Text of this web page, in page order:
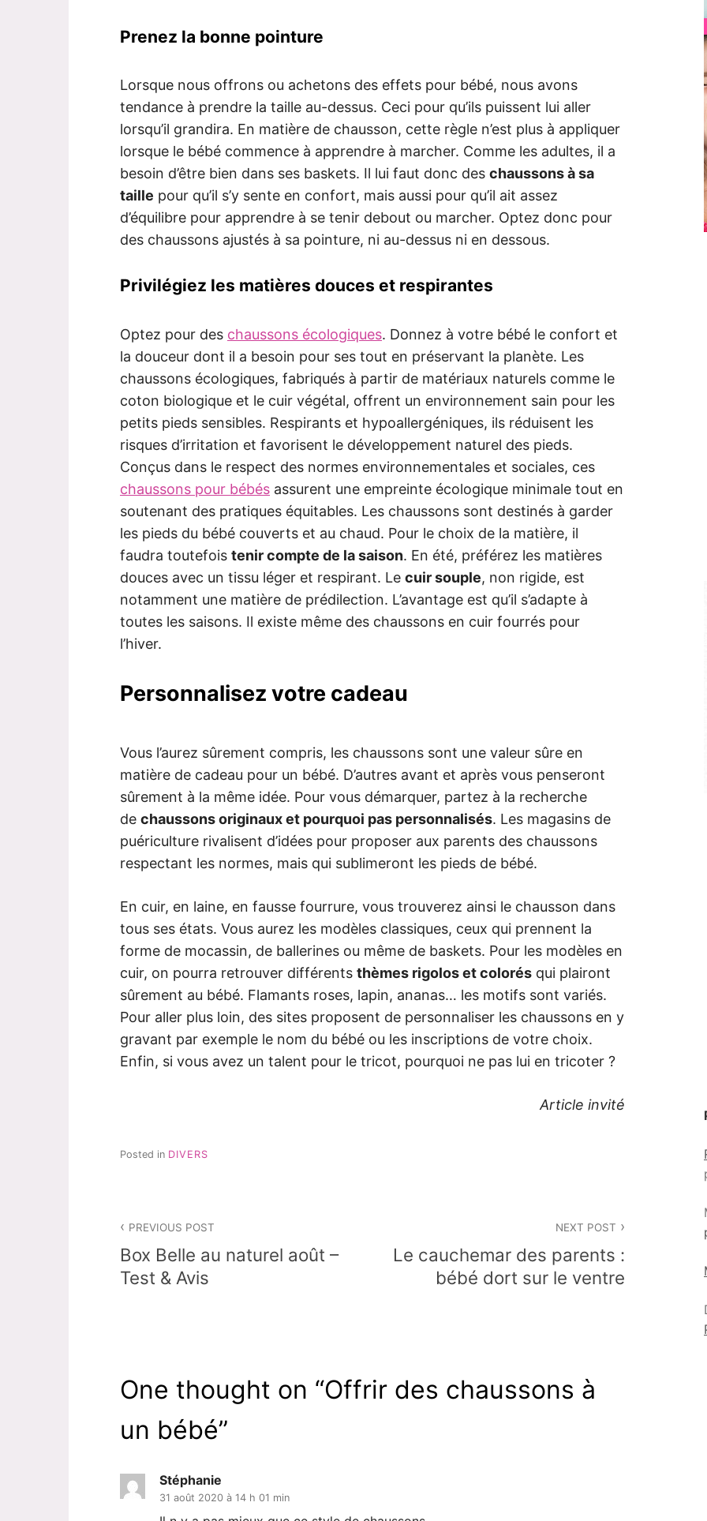
Prenez la bonne pointure
Lorsque nous offrons ou achetons des effets pour bébé, nous avons
tendance à prendre la taille au-dessus. Ceci pour qu’ils puissent lui aller
lorsqu’il grandira. En matière de chausson, cette règle n’est plus à appliquer
lorsque le bébé commence à apprendre à marcher. Comme les adultes, il a
besoin d’être bien dans ses baskets. Il lui faut donc des chaussons à sa
taille pour qu’il s’y sente en confort, mais aussi pour qu’il ait assez
d’équilibre pour apprendre à se tenir debout ou marcher. Optez donc pour
des chaussons ajustés à sa pointure, ni au-dessus ni en dessous.
Privilégiez les matières douces et respirantes
Optez pour des chaussons écologiques. Donnez à votre bébé le confort et
la douceur dont il a besoin pour ses tout en préservant la planète. Les
chaussons écologiques, fabriqués à partir de matériaux naturels comme le
coton biologique et le cuir végétal, offrent un environnement sain pour les
petits pieds sensibles. Respirants et hypoallergéniques, ils réduisent les
risques d’irritation et favorisent le développement naturel des pieds.
Conçus dans le respect des normes environnementales et sociales, ces
chaussons pour bébés assurent une empreinte écologique minimale tout en
soutenant des pratiques équitables. Les chaussons sont destinés à garder
les pieds du bébé couverts et au chaud. Pour le choix de la matière, il
faudra toutefois tenir compte de la saison. En été, préférez les matières
douces avec un tissu léger et respirant. Le cuir souple, non rigide, est
notamment une matière de prédilection. L’avantage est qu’il s’adapte à
toutes les saisons. Il existe même des chaussons en cuir fourrés pour
l’hiver.
Personnalisez votre cadeau
Vous l’aurez sûrement compris, les chaussons sont une valeur sûre en
matière de cadeau pour un bébé. D’autres avant et après vous penseront
sûrement à la même idée. Pour vous démarquer, partez à la recherche
de chaussons originaux et pourquoi pas personnalisés. Les magasins de
puériculture rivalisent d’idées pour proposer aux parents des chaussons
respectant les normes, mais qui sublimeront les pieds de bébé.
En cuir, en laine, en fausse fourrure, vous trouverez ainsi le chausson dans
tous ses états. Vous aurez les modèles classiques, ceux qui prennent la
forme de mocassin, de ballerines ou même de baskets. Pour les modèles en
cuir, on pourra retrouver différents thèmes rigolos et colorés qui plairont
sûrement au bébé. Flamants roses, lapin, ananas… les motifs sont variés.
Pour aller plus loin, des sites proposent de personnaliser les chaussons en y
gravant par exemple le nom du bébé ou les inscriptions de votre choix.
Enfin, si vous avez un talent pour le tricot, pourquoi ne pas lui en tricoter ?
Article invité
Posted in DIVERS
de
l’article
PREVIOUS POST
Box Belle au naturel août –
Test & Avis
NEXT POST
Le cauchemar des parents :
bébé dort sur le ventre
One thought on “Offrir des chaussons à
un bébé”
Stéphanie
31 août 2020 à 14 h 01 min